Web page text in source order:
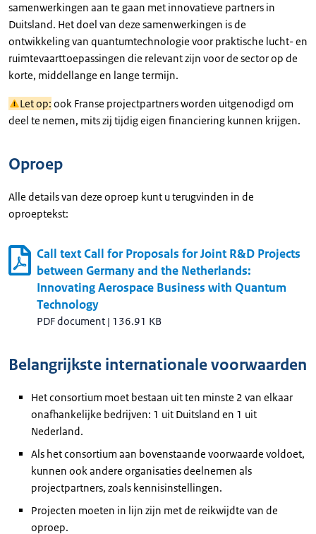
samenwerkingen aan te gaan met innovatieve partners in
Duitsland. Het doel van deze samenwerkingen is de
ontwikkeling van quantumtechnologie voor praktische lucht- en
ruimtevaarttoepassingen die relevant zijn voor de sector op de
korte, middellange en lange termijn.
Let op: ook Franse projectpartners worden uitgenodigd om
deel te nemen, mits zij tijdig eigen financiering kunnen krijgen.
Oproep
Alle details van deze oproep kunt u terugvinden in de
oproeptekst:
Call text Call for Proposals for Joint R&D Projects
between Germany and the Netherlands:
Innovating Aerospace Business with Quantum
Technology
PDF document | 136.91 KB
Belangrijkste internationale voorwaarden
Het consortium moet bestaan uit ten minste 2 van elkaar
onafhankelijke bedrijven: 1 uit Duitsland en 1 uit
Nederland.
Als het consortium aan bovenstaande voorwaarde voldoet,
kunnen ook andere organisaties deelnemen als
projectpartners, zoals kennisinstellingen.
Projecten moeten in lijn zijn met de reikwijdte van de
oproep.